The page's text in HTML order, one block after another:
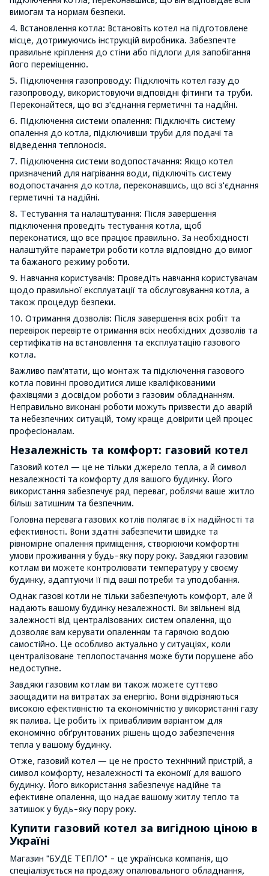
вимогам та нормам безпеки.
4. Встановлення котла: Встановіть котел на підготовлене
місце, дотримуючись інструкцій виробника. Забезпечте
правильне кріплення до стіни або підлоги для запобігання
його переміщенню.
5. Підключення газопроводу: Підключіть котел газу до
газопроводу, використовуючи відповідні фітинги та труби.
Переконайтеся, що всі з'єднання герметичні та надійні.
6. Підключення системи опалення: Підключіть систему
опалення до котла, підключивши труби для подачі та
відведення теплоносія.
7. Підключення системи водопостачання: Якщо котел
призначений для нагрівання води, підключіть систему
водопостачання до котла, переконавшись, що всі з'єднання
герметичні та надійні.
8. Тестування та налаштування: Після завершення
підключення проведіть тестування котла, щоб
переконатися, що все працює правильно. За необхідності
налаштуйте параметри роботи котла відповідно до вимог
та бажаного режиму роботи.
9. Навчання користувачів: Проведіть навчання користувачам
щодо правильної експлуатації та обслуговування котла, а
також процедур безпеки.
10. Отримання дозволів: Після завершення всіх робіт та
перевірок перевірте отримання всіх необхідних дозволів та
сертифікатів на встановлення та експлуатацію газового
котла.
Важливо пам'ятати, що монтаж та підключення газового
котла повинні проводитися лише кваліфікованими
фахівцями з досвідом роботи з газовим обладнанням.
Неправильно виконані роботи можуть призвести до аварій
та небезпечних ситуацій, тому краще довірити цей процес
професіоналам.
Незалежність та комфорт: газовий котел
Газовий котел — це не тільки джерело тепла, а й символ
незалежності та комфорту для вашого будинку. Його
використання забезпечує ряд переваг, роблячи ваше житло
більш затишним та безпечним.
Головна перевага газових котлів полягає в їх надійності та
ефективності. Вони здатні забезпечити швидке та
рівномірне опалення приміщення, створюючи комфортні
умови проживання у будь-яку пору року. Завдяки газовим
котлам ви можете контролювати температуру у своєму
будинку, адаптуючи її під ваші потреби та уподобання.
Однак газові котли не тільки забезпечують комфорт, але й
надають вашому будинку незалежності. Ви звільнені від
залежності від централізованих систем опалення, що
дозволяє вам керувати опаленням та гарячою водою
самостійно. Це особливо актуально у ситуаціях, коли
централізоване теплопостачання може бути порушене або
недоступне.
Завдяки газовим котлам ви також можете суттєво
заощадити на витратах за енергію. Вони відрізняються
високою ефективністю та економічністю у використанні газу
як палива. Це робить їх привабливим варіантом для
економічно обґрунтованих рішень щодо забезпечення
тепла у вашому будинку.
Отже, газовий котел — це не просто технічний пристрій, а
символ комфорту, незалежності та економії для вашого
будинку. Його використання забезпечує надійне та
ефективне опалення, що надає вашому житлу тепло та
затишок у будь-яку пору року.
Купити газовий котел за вигідною ціною в
Україні
Магазин "БУДЕ ТЕПЛО" - це українська компанія, що
спеціалізується на продажу опалювального обладнання,